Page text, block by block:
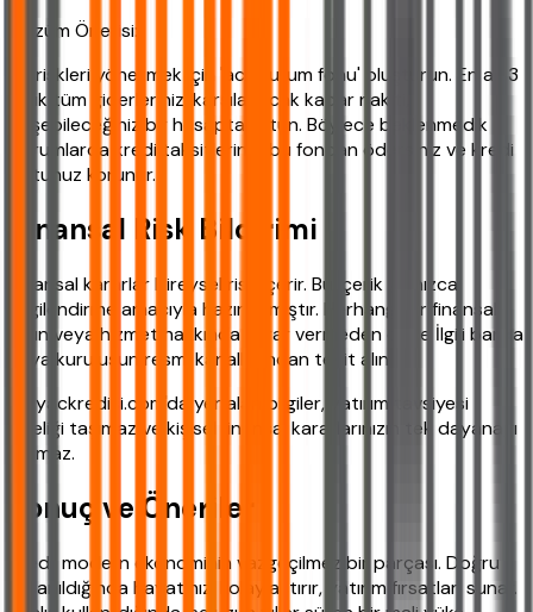
Çözüm Önerisi:
Bu riskleri yönetmek için 'acil durum fonu' oluşturun. En az 3
aylık tüm giderlerinizi karşılayacak kadar nakiti,
erişebileceğiniz bir hesapta tutun. Böylece beklenmedik
durumlarda kredi taksitlerinizi bu fondan ödersiniz ve kredi
notunuz korunur.
Finansal Risk Bildirimi
Finansal kararlar bireysel risk içerir. Bu içerik yalnızca
bilgilendirme amacıyla hazırlanmıştır. Herhangi bir finansal
ürün veya hizmet hakkında karar vermeden önce İlgili banka
veya kuruluşun resmi kanallarından teyit alın.
ihtiyackredisi.com'da yer alan bilgiler, yatırım tavsiyesi
niteliği taşımaz ve kişisel finansal kararlarınızın tek dayanağı
olamaz.
Sonuç ve Öneriler
Kredi, modern ekonominin vazgeçilmez bir parçası. Doğru
kullanıldığında hayatınızı kolaylaştırır, yatırım fırsatları sunar.